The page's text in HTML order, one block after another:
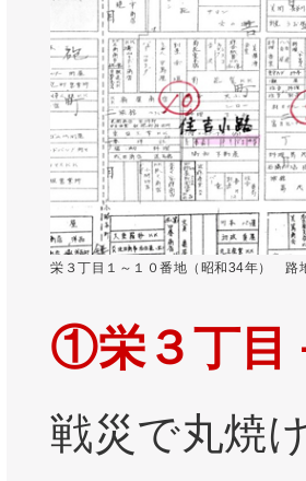
栄３丁目１～１０番地（昭和34年） 路
①栄３丁目
戦災で丸焼